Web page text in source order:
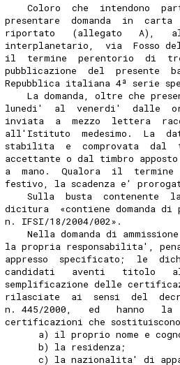
Coloro  che  intendono
presentare  domanda  in  carta
riportato   (allegato   A),
interplanetario,  via  Fosso
il  termine  perentorio  di
pubblicazione  del  presente
Repubblica italiana 4ª serie
La domanda, oltre che
lunedi'  al  venerdi'  dalle
inviata  a  mezzo  lettera
all'Istituto  medesimo.  La
stabilita  e  comprovata  dal
accettante o dal timbro
a  mano.  Qualora  il  termine
festivo, la scadenza e'
Sulla  busta  contenente
dicitura  «contiene domanda
n. IFSI/18/2004/002».
Nella domanda di
la propria responsabilita',
appresso  specificato;  le
candidati   aventi   titolo
semplificazione delle
rilasciate  ai  sensi  del
n. 445/2000,   ed   hanno
certificazioni che
a) il proprio nome e
      b) la residenza;
c) la nazionalita' di